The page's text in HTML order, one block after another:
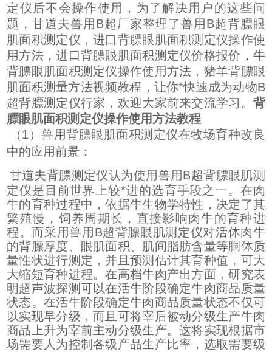
定仪后不会操作使用，为了解决用户的这些问
题，甘道夫兽用B超厂家整理了兽用B超背膘眼
肌面积测定仪，进口背膘眼肌面积测定仪操作使
用方法，进口背膘眼肌面积测定仪价格报价，牛
背膘眼肌面积测定仪操作使用方法，猪羊背膘眼
肌面积测量方法视频教程，让你*快速成为动物B
超背膘测定仪行家，欢迎大家前来交流学习。 背
膘眼肌面积测定仪操作使用方法教程
（1）兽用背膘眼肌面积测定仪在牧场育种改良
中的应用前景：
甘道夫背膘测定仪认为使用兽用B超背膘眼肌测
定仪是目前世界上较*进的选育手段之一。在肉
牛的育种过程中，依据牛生物学特性，决定了其
繁殖慢，饲养周期长，直接影响肉牛的育种进
程。而采用兽用B超背膘眼肌测定仪对活体肉牛
的背膘厚度、眼肌面积、肌间脂肪含量等胴体质
量性状进行测定，并且预测估计其育种值，可大
大缩短育种进程。在高档牛肉产出方面，研究表
明超声波探测可以在活牛阶段确定牛肉商品质量
状态。在活牛阶段确定牛肉商品质量状态不仅可
以实现早分级，而且可将宰后被动分级生产牛肉
商品上升为宰前主动分级生产。这将实现根据市
场需要人为控制各级产品生产比率，选取需要级